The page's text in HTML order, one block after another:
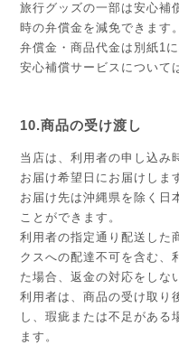
旅行グッズの一部は安心補
時の弁償金を減免できます。
弁償金・商品代金は別紙1に
安心補償サービスについて
10.商品の受け渡し
当店は、利用者の申し込み
お届け希望日にお届けしま
お届け先は沖縄県を除く日
ことができます。
利用者の指定通り配送した
クスへの配達不可を含む、
た場合、返金の対応をしな
利用者は、商品の受け取り
し、瑕疵または不足がある
ます。